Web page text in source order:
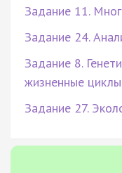
Задание 11.
Задание 24.
Задание 8.
жизненные циклы
Задание 27.